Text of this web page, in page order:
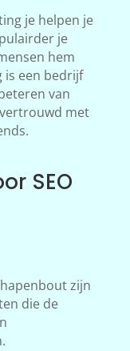
je helpen je
je
hem
is een bedrijf
van
met
SEO
zijn
die de